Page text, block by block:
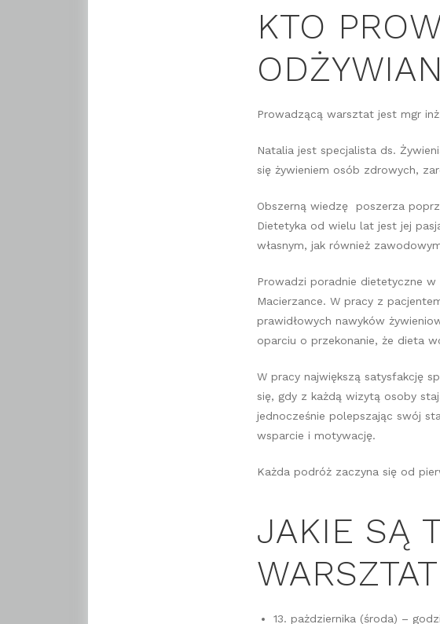
KTO
Prowadzącą warsztat jest mgr
Natalia jest specjalista ds.
się żywieniem osób zdrowych,
Obszerną wiedzę poszerza
Dietetyka od wielu lat jest jej
własnym, jak również
Prowadzi poradnie dietetyczne
Macierzance. W pracy z
prawidłowych nawyków
oparciu o przekonanie, że dieta
W pracy największą satysfakcję
się, gdy z każdą wizytą osoby
jednocześnie polepszając swój
wsparcie i motywację.
Każda podróż zaczyna się od
JAKIE SĄ
13. pażdziernika (środa) –